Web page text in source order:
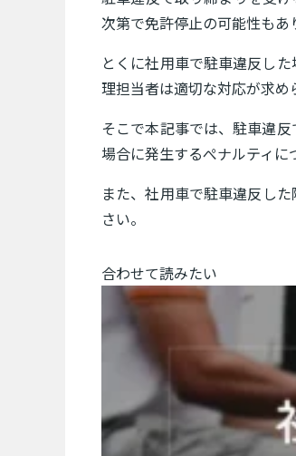
次第で免許停止の可能性もあ
とくに社用車で駐車違反し
理担当者は適切な対応が求め
そこで本記事では、駐車違
場合に発生するぺナルティに
また、社用車で駐車違反し
さい。
合わせて読みたい